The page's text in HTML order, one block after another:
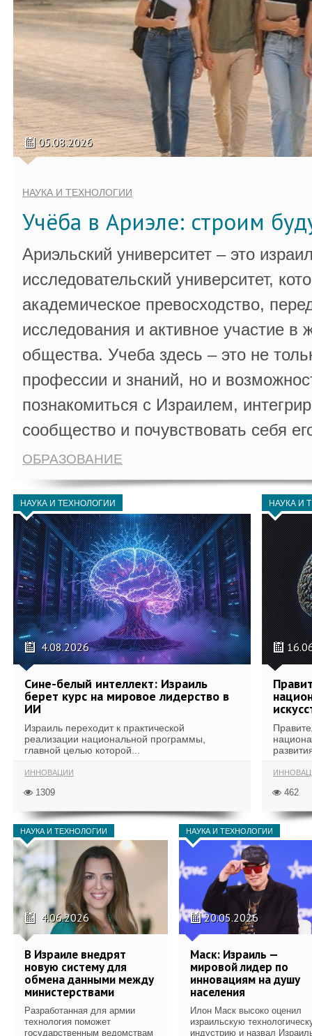
05.08.2026
НАУКА И ТЕХНОЛОГИИ
Учёба в Ариэле: строим
Ариэльский университет – это
исследовательский университет,
академическое превосходство,
исследования и активное участие в
общества. Учеба здесь – это не
профессии и знаний, но и
познакомиться с Израилем,
сообщество и почувствовать себя
ОБРАЗОВАНИЕ
НАУКА И ТЕХНОЛОГИИ
4.08.2026
Сине-белый интеллект: Израиль
берет курс на мировое лидерство в
ИИ
Израиль переходит к практической
реализации национальной программы,
главной целью которой...
ИННОВАЦИИ
1309
НАУКА И
462
НАУКА И ТЕХНОЛОГИИ
4.06.2026
В Израиле внедрят
новую систему для
обмена данными между
министерствами
Разработанная для армии
технология поможет
государственным ведомствам
НАУКА И ТЕХНОЛОГИИ
20.05.2026
Маск: Израиль —
мировой лидер по
инновациям на душу
населения
Илон Маск высоко оценил
израильскую
индустрию и назвал